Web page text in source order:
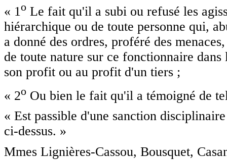
« 1o Le fait qu'il a subi ou refusé les
hiérarchique ou de toute personne qui,
a donné des ordres, proféré des
de toute nature sur ce fonctionnaire
son profit ou au profit d'un tiers ;
« 2o Ou bien le fait qu'il a témoigné de
« Est passible d'une sanction
ci-dessus. »
Mmes Lignières-Cassou, Bousquet,